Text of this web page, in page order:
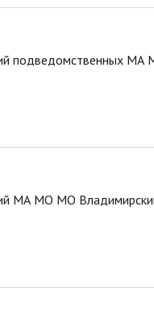
подведомственных
МА МО МО